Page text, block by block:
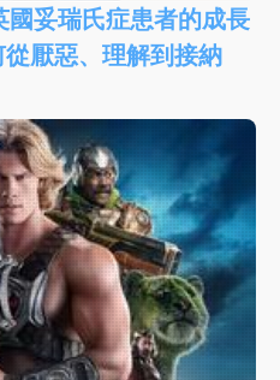
國妥瑞氏症患者的成長
厭惡、理解到接納